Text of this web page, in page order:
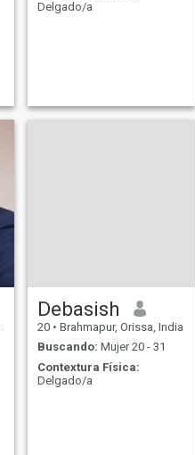
Delgado/a
Debasish
20 • Brahmapur, Orissa, India
Buscando: Mujer 20 - 31
Contextura Física:
Delgado/a